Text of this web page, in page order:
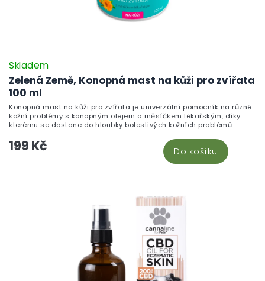
Zelená Země, Konopná mast na kůži pro zvířata
100 ml
Skladem
199 Kč Do košíku
Konopná mast na kůži pro zvířata je univerzální pomocník na různé
kožní problémy s konopným olejem a měsíčkem lékařským, díky
kterému se dostane do hloubky bolestivých kožních problémů.